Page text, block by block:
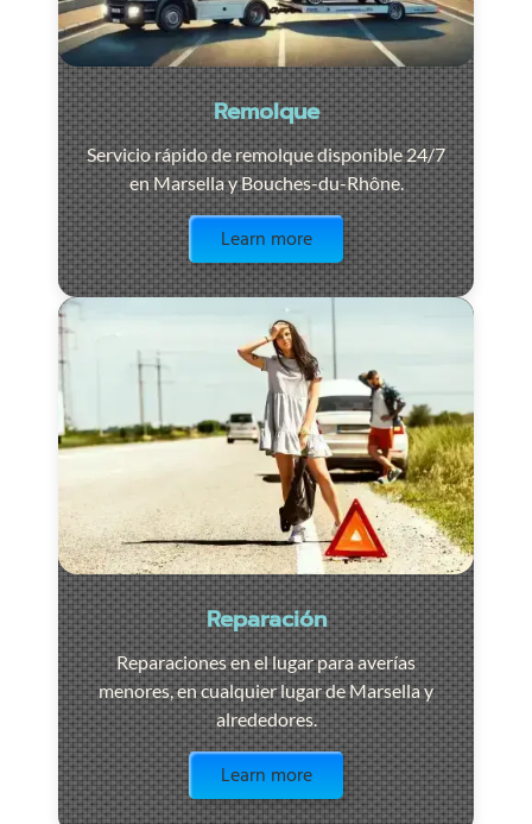
Remolque
Servicio rápido de remolque disponible 24/7
en Marsella y Bouches-du-Rhône.
Learn more
Reparación
Reparaciones en el lugar para averías
menores, en cualquier lugar de Marsella y
alrededores.
Learn more